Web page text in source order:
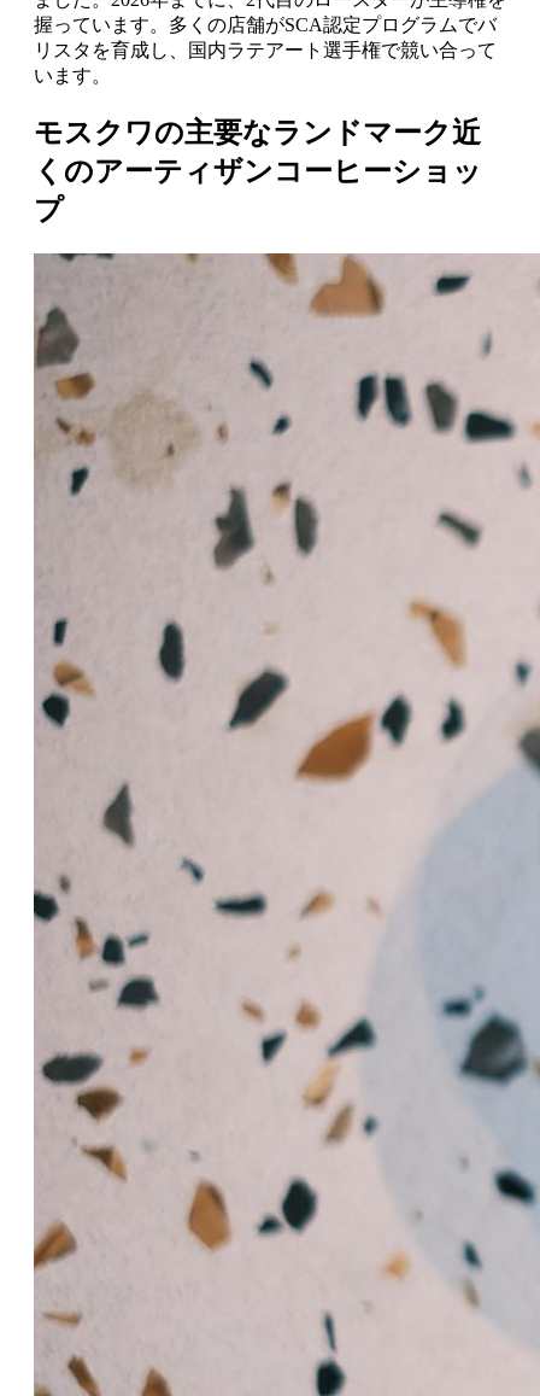
握っています。多くの店舗がSCA認定プログラムでバ
リスタを育成し、国内ラテアート選手権で競い合って
います。
モスクワの主要なランドマーク近
くのアーティザンコーヒーショッ
プ